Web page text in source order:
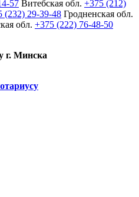
57 Витебская обл. +375 (212)
(232) 29-39-48 Гродненская обл.
обл. +375 (222) 76-48-50
г. Минска